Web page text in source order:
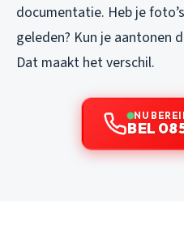
documentatie. Heb je
geleden? Kun je aantonen
Dat maakt het verschil.
NU
BEL